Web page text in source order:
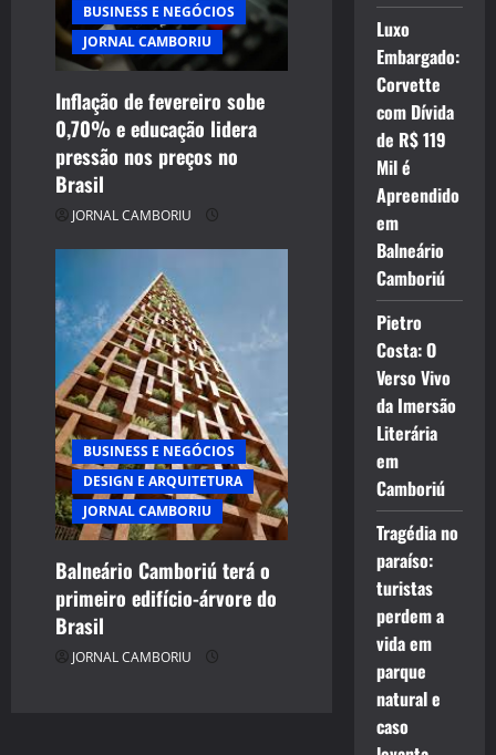
BUSINESS E NEGÓCIOS
JORNAL CAMBORIU
Inflação de fevereiro sobe
0,70% e educação lidera
pressão nos preços no
Brasil
JORNAL CAMBORIU
BUSINESS E NEGÓCIOS
DESIGN E ARQUITETURA
JORNAL CAMBORIU
Balneário Camboriú terá o
primeiro edifício-árvore do
Brasil
JORNAL CAMBORIU
Luxo
Embargado:
Corvette
com Dívida
de R$ 119
Mil é
Apreendido
em
Balneário
Camboriú
Pietro
Costa: O
Verso Vivo
da Imersão
Literária
em
Camboriú
Tragédia no
paraíso:
turistas
perdem a
vida em
parque
natural e
caso